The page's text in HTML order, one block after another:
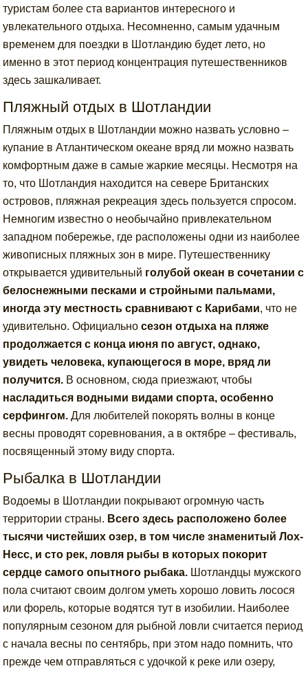
туристам более ста вариантов интересного и
увлекательного отдыха. Несомненно, самым удачным
временем для поездки в Шотландию будет лето, но
именно в этот период концентрация путешественников
здесь зашкаливает.
Пляжный отдых в Шотландии
Пляжным отдых в Шотландии можно назвать условно –
купание в Атлантическом океане вряд ли можно назвать
комфортным даже в самые жаркие месяцы. Несмотря на
то, что Шотландия находится на севере Британских
островов, пляжная рекреация здесь пользуется спросом.
Немногим известно о необычайно привлекательном
западном побережье, где расположены одни из наиболее
живописных пляжных зон в мире. Путешественнику
открывается удивительный голубой океан в сочетании с
белоснежными песками и стройными пальмами,
иногда эту местность сравнивают с Карибами, что не
удивительно. Официальносезон отдыха на пляже
продолжается с конца июня по август, однако,
увидеть человека, купающегося в море, вряд ли
получится. В основном, сюда приезжают, чтобы
насладиться водными видами спорта, особенно
серфингом. Для любителей покорять волны в конце
весны проводят соревнования, а в октябре – фестиваль,
посвященный этому виду спорта.
Рыбалка в Шотландии
Водоемы в Шотландии покрывают огромную часть
территории страны. Всего здесь расположено более
тысячи чистейших озер, в том числе знаменитый Лох-
Несс, и сто рек, ловля рыбы в которых покорит
сердце самого опытного рыбака. Шотландцы мужского
пола считают своим долгом уметь хорошо ловить лосося
или форель, которые водятся тут в изобилии. Наиболее
популярным сезоном для рыбной ловли считается период
с начала весны по сентябрь, при этом надо помнить, что
прежде чем отправляться с удочкой к реке или озеру,